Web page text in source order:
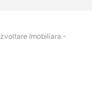
Imobiliara -